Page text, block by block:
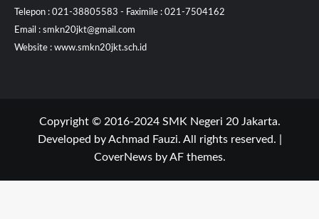
Telepon : 021-38805583 - Faximile : 021-7504162
Email : smkn20jkt@gmail.com
Website : www.smkn20jkt.sch.id
Copyright © 2016-2024 SMK Negeri 20 Jakarta.
Developed by Achmad Fauzi. All rights reserved.
CoverNewsby AF themes.